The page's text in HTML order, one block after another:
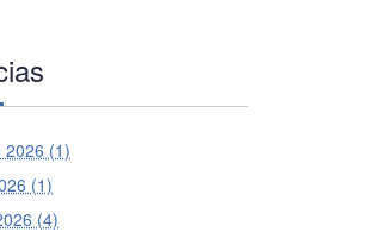
2026 (1)
(1)
(4)